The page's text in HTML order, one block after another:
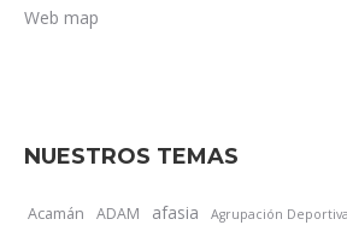
Web map
NUESTROS TEMAS
Acamán ADAM afasia Agrupación